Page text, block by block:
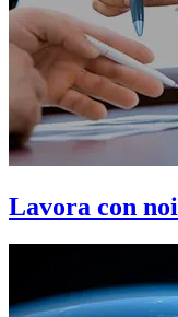
Lavora con noi